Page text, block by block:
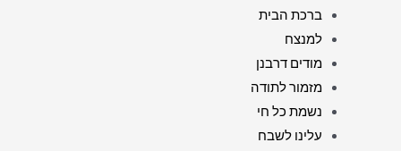
ברכת הבית
למנצח
מודים דרבנן
מזמור לתודה
נשמת כל חי
עלינו לשבח